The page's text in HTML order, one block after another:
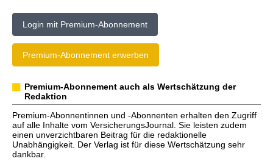
Login mit Premium-Abonnement
Premium-Abonnement erwerben
Premium-Abonnement auch als Wertschätzung der
Redaktion
Premium-Abonnentinnen und -Abonnenten erhalten den Zugriff
auf alle Inhalte vom VersicherungsJournal. Sie leisten zudem
einen unverzichtbaren Beitrag für die redaktionelle
Unabhängigkeit. Der Verlag ist für diese Wertschätzung sehr
dankbar.